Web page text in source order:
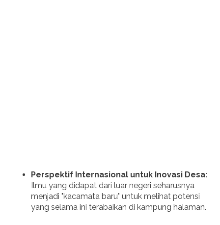
Perspektif Internasional untuk Inovasi Desa:
Ilmu yang didapat dari luar negeri seharusnya
menjadi "kacamata baru" untuk melihat potensi
yang selama ini terabaikan di kampung halaman.